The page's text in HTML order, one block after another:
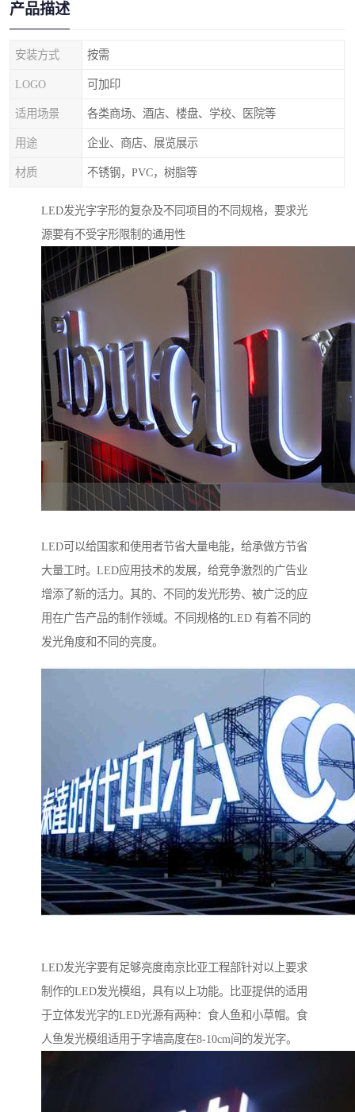
产品描述
安装方式 按需
LOGO 可加印
适用场景 各类商场、酒店、楼盘、学校、医院等
用途 企业、商店、展览展示
材质 不锈钢，PVC，树脂等
LED发光字字形的复杂及不同项目的不同规格，要求光
源要有不受字形限制的通用性
LED可以给国家和使用者节省大量电能，给承做方节省
大量工时。LED应用技术的发展，给竞争激烈的广告业
增添了新的活力。其的、不同的发光形势、被广泛的应
用在广告产品的制作领域。不同规格的LED 有着不同的
发光角度和不同的亮度。
LED发光字要有足够亮度南京比亚工程部针对以上要求
制作的LED发光模组，具有以上功能。比亚提供的适用
于立体发光字的LED光源有两种：食人鱼和小草帽。食
人鱼发光模组适用于字墙高度在8-10cm间的发光字。